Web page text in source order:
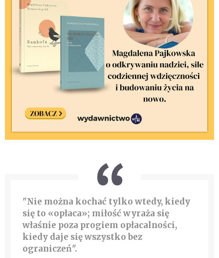
"Nie można kochać tylko wtedy, kiedy
się to «opłaca»; miłość wyraża się
właśnie poza progiem opłacalności,
kiedy daje się wszystko bez
ograniczeń".